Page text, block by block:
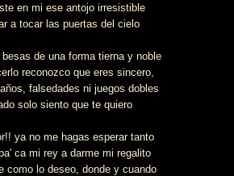
en mi ese antojo irresistible
a tocar las puertas del cielo
de una forma tierna y noble
reconozco que eres sincero,
falsedades ni juegos dobles
solo siento que te quiero
ya no me hagas esperar tanto
ca mi rey a darme mi regalito
como lo deseo, donde y cuando